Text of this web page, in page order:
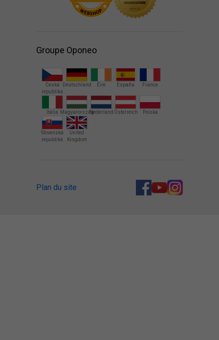
Groupe Oponeo
Česká
republika
Deutschland Éire España France
Italia MagyarországNederland Österreich Polska
Slovenská
republika
United
Kingdom
Plan du site